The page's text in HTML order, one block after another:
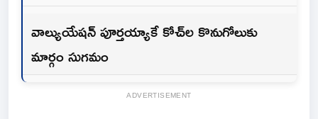
వాల్యుయేషన్ పూర్తయ్యాకే కోచ్‌ల కొనుగోలుకు
మార్గం సుగమం
ADVERTISEMENT